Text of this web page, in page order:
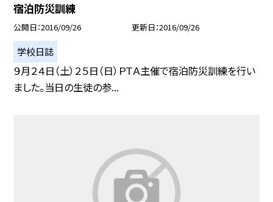
宿泊防災訓練
公開日 2016/09/26 更新日 2016/09/26
学校日誌
９月２４日（土）２５日（日）ＰＴＡ主催で宿泊防災訓練を行い
ました。当日の生徒の参...